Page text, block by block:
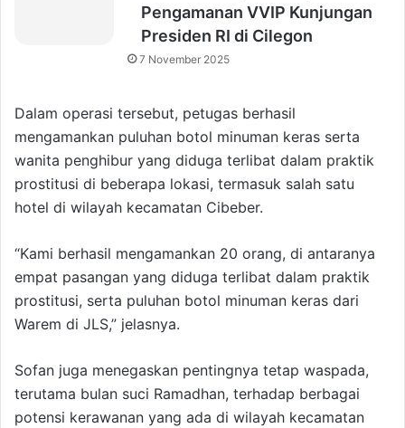
Pengamanan VVIP Kunjungan
Presiden RI di Cilegon
7 November 2025
Dalam operasi tersebut, petugas berhasil
mengamankan puluhan botol minuman keras serta
wanita penghibur yang diduga terlibat dalam praktik
prostitusi di beberapa lokasi, termasuk salah satu
hotel di wilayah kecamatan Cibeber.
“Kami berhasil mengamankan 20 orang, di antaranya
empat pasangan yang diduga terlibat dalam praktik
prostitusi, serta puluhan botol minuman keras dari
Warem di JLS,” jelasnya.
Sofan juga menegaskan pentingnya tetap waspada,
terutama bulan suci Ramadhan, terhadap berbagai
potensi kerawanan yang ada di wilayah kecamatan